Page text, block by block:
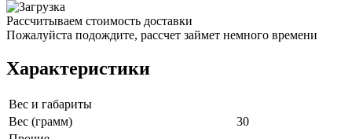
Рассчитываем стоимость доставки
Пожалуйста подождите, рассчет займет немного времени
Характеристики
Вес и габариты
Вес (грамм)
30